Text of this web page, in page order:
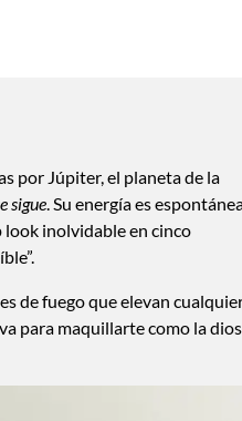
por Júpiter, el planeta de la
sigue . Su energía es
look inolvidable en cinco
de fuego que elevan
para maquillarte como la